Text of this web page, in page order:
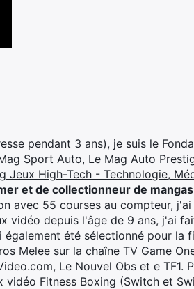
pendant 3 ans), je suis le
Sport Auto, Le Mag Auto
Jeux High-Tech - Technologie,
et de collectionneur de
avec 55 courses au compteur, j'ai
vidéo depuis l'âge de 9 ans, j'ai
été sélectionné pour la
Melee sur la chaîne TV Game
Le Nouvel Obs et e TF1.
Fitness Boxing (Switch et